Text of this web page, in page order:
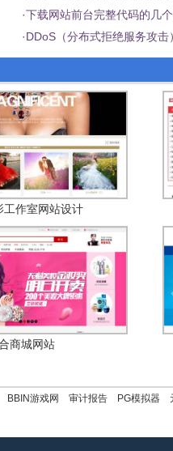
·下载网站前台完整代码的几
·DDoS（分布式拒绝服务攻击
工作室网站设计
商城网站
BBIN游戏网 审计报告 PG模拟器